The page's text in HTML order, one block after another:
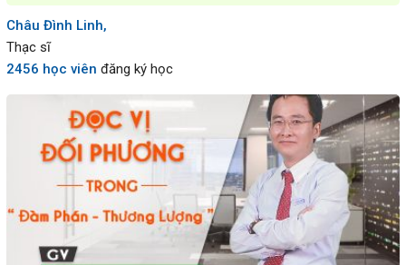
Châu Đình Linh,
Thạc sĩ
2456 học viên đăng ký học